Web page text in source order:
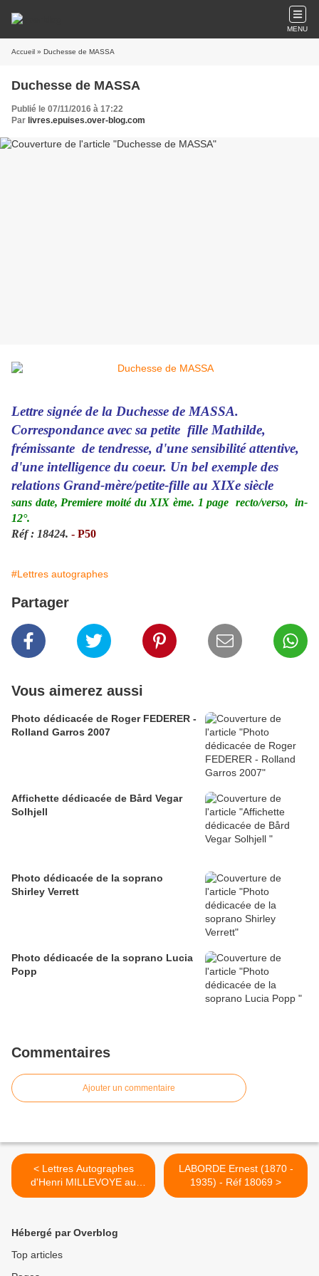
MENU
Accueil » Duchesse de MASSA
Duchesse de MASSA
Publié le 07/11/2016 à 17:22
Par livres.epuises.over-blog.com
Lettre signée de la Duchesse de MASSA.
Correspondance avec sa petite fille Mathilde,
frémissante de tendresse, d'une sensibilité attentive,
d'une intelligence du coeur. Un bel exemple des
relations Grand-mère/petite-fille au XIXe siècle
sans date, Premiere moité du XIX ème. 1 page recto/verso, in-
12°.
Réf : 18424. - P50
#Lettres autographes
Partager
Vous aimerez aussi
Photo dédicacée de Roger FEDERER -
Rolland Garros 2007
Affichette dédicacée de Bård Vegar
Solhjell
Photo dédicacée de la soprano
Shirley Verrett
Photo dédicacée de la soprano Lucia
Popp
Commentaires
Ajouter un commentaire
< Lettres Autographes
d'Henri MILLEVOYE au
Vicomte de MONTI - Réf
LABORDE Ernest (1870 -
1935) - Réf 18069 >
Hébergé par Overblog
Top articles